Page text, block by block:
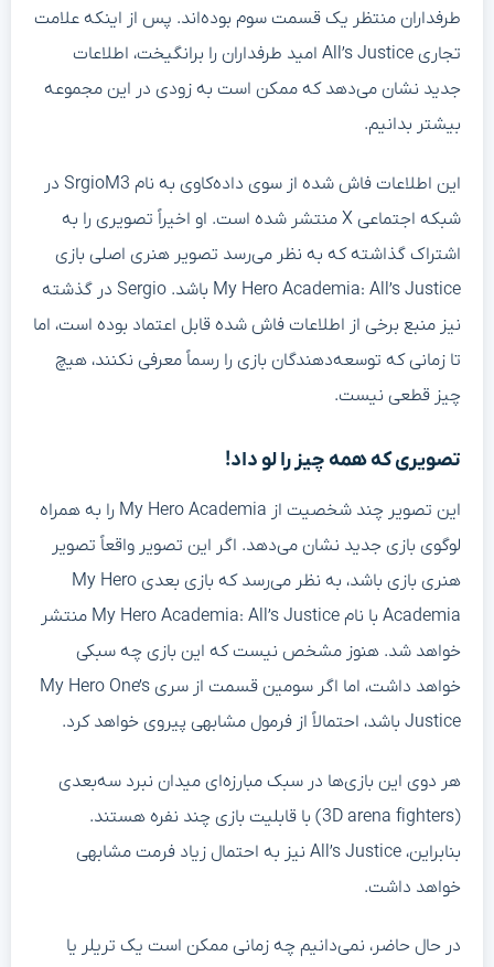
طرفداران منتظر یک قسمت سوم بوده‌اند. پس از اینکه علامت
تجاری All’s Justice امید طرفداران را برانگیخت، اطلاعات
جدید نشان می‌دهد که ممکن است به زودی در این مجموعه
بیشتر بدانیم.
این اطلاعات فاش شده از سوی داده‌کاوی به نام SrgioM3 در
شبکه اجتماعی X منتشر شده است. او اخیراً تصویری را به
اشتراک گذاشته که به نظر می‌رسد تصویر هنری اصلی بازی
My Hero Academia: All’s Justice باشد. Sergio در گذشته
نیز منبع برخی از اطلاعات فاش شده قابل اعتماد بوده است، اما
تا زمانی که توسعه‌دهندگان بازی را رسماً معرفی نکنند، هیچ
چیز قطعی نیست.
تصویری که همه چیز را لو داد!
این تصویر چند شخصیت از My Hero Academia را به همراه
لوگوی بازی جدید نشان می‌دهد. اگر این تصویر واقعاً تصویر
هنری بازی باشد، به نظر می‌رسد که بازی بعدی My Hero
Academia با نام My Hero Academia: All’s Justice منتشر
خواهد شد. هنوز مشخص نیست که این بازی چه سبکی
خواهد داشت، اما اگر سومین قسمت از سری My Hero One’s
Justice باشد، احتمالاً از فرمول مشابهی پیروی خواهد کرد.
هر دوی این بازی‌ها در سبک مبارزه‌ای میدان نبرد سه‌بعدی
(3D arena fighters) با قابلیت بازی چند نفره هستند.
بنابراین، All’s Justice نیز به احتمال زیاد فرمت مشابهی
خواهد داشت.
در حال حاضر، نمی‌دانیم چه زمانی ممکن است یک تریلر یا